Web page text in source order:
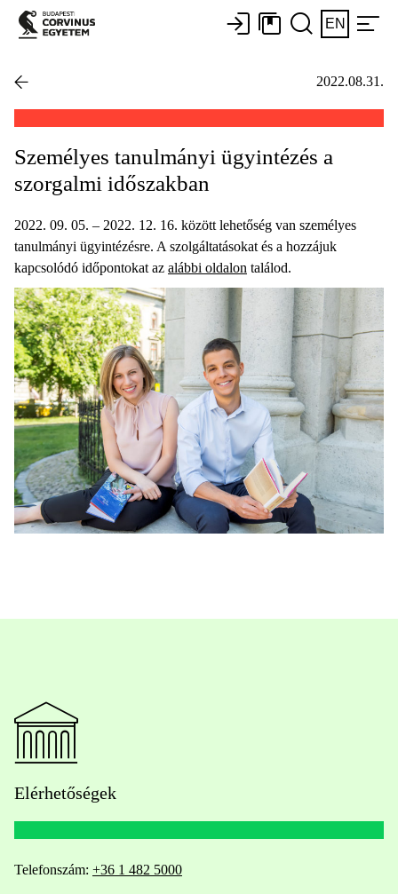
EN
2022.08.31.
Személyes tanulmányi ügyintézés a
szorgalmi időszakban
2022. 09. 05. – 2022. 12. 16. között lehetőség van személyes
tanulmányi ügyintézésre. A szolgáltatásokat és a hozzájuk
kapcsolódó időpontokat az alábbi oldalon találod.
Elérhetőségek
Telefonszám: +36 1 482 5000